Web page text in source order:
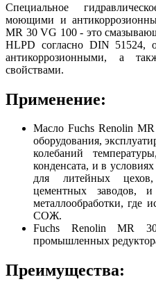
Специальное
моющими и
MR 30 VG 100 - это
HLPD согласно DIN 51524,
антикоррозионными, а
свойствами.
Применение:
Масло Fuchs Renolin
оборудования,
колебаний
конденсата, и в
для литейных цехов,
цементных заводов,
металлообработки, где
СОЖ.
Fuchs Renolin MR
промышленных
Преимущества: